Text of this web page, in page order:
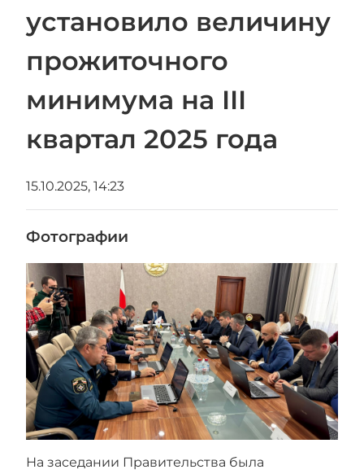
установило величину
прожиточного
минимума на III
квартал 2025 года
15.10.2025, 14:23
Фотографии
На заседании Правительства была